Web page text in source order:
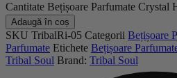
Cantitate Bețișoare Parfumate Crystal
Adaugă în coș
SKU TribalRi-05 Categorii Bețișoare
Parfumate Etichete Bețișoare
Tribal Soul Brand: Tribal Soul